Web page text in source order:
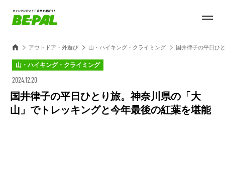
アウトドア・外遊び 山・ハイキング・クライミング 国井律子の平日ひ
山・ハイキング・クライミング
2024.12.20
国井律子の平日ひとり旅。神奈川県の「大
山」でトレッキングと今年最後の紅葉を堪能